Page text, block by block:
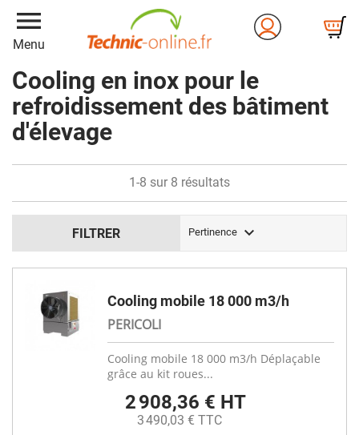
menu
Menu
Cooling en inox pour le
refroidissement des bâtiment
d'élevage
FILTRER Pertinence 
1-8 sur 8 résultats
Cooling mobile 18 000 m3/h
PERICOLI
Cooling mobile 18 000 m3/h Déplaçable
grâce au kit roues...
2 908,36 € HT
3 490,03 € TTC